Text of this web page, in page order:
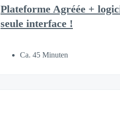
Plateforme Agréée +
seule interface !
Ca. 45 Minuten